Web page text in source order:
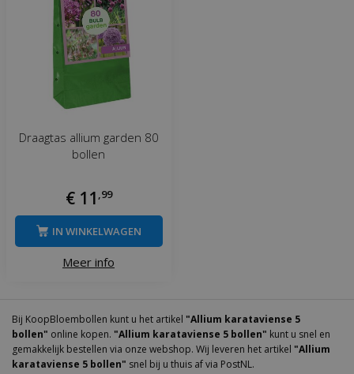
Draagtas allium garden 80
bollen
€ 11 ,99
Meer info
IN WINKELWAGEN
Bij KoopBloembollen kunt u het artikel "Allium karataviense 5
bollen" online kopen. "Allium karataviense 5 bollen" kunt u snel en
gemakkelijk bestellen via onze webshop. Wij leveren het artikel "Allium
karataviense 5 bollen" snel bij u thuis af via PostNL.